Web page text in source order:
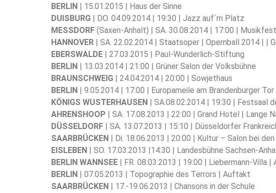
BERLIN
| 15.01.2015 | Haus der Sinne
DUISBURG | DO. 04.09.2014 | 19:30 | Jazz auf´m Platz
MESSDORF (Saxen-Anhalt) | SA. 30.08.2014 | 17:00 |
HANNOVER | SA. 22.02.2014 | Staatsoper | Opernball 2014 | |
EBERSWALDE | 27.03.2015 | Paul-Wunderlich-Stiftung
BERLIN
| 13.03.2014 | 21:00 | Grüner Salon der Volksbühne
BRAUNSCHWEIG | 24.04.2014 | 20:00 | Sowjethaus
BERLIN
| 9.05.2014 | 17:00 | Europameile am Brandenburger Tor
KÖNIGS WUSTERHAUSEN
| SA.08.02.2014 | 19:30 | Festsaal
AHRENSHOOP | SA. 17.08.2013 | 22:00 | Grand Hotel | Lange
DÜSSELDORF | SA. 13.07.2013 | 15:10 | Düsseldorfer
SAARBRÜCKEN
| Di. 18.06.2013 | 20:00 | Kultur – Salon bei
EISLEBEN
| SO. 17.03.2013 |14:30 | Landesbühne Sachsen-
BERLIN WANNSEE | FR. 08.03.2013 | 19:00 | Liebermann-Villa |
BERLIN
| 07.05.2013 | Topographie des Terrors | Auftakt
SAARBRÜCKEN
| 17.-19.06.2013 | Chansons in der Schule